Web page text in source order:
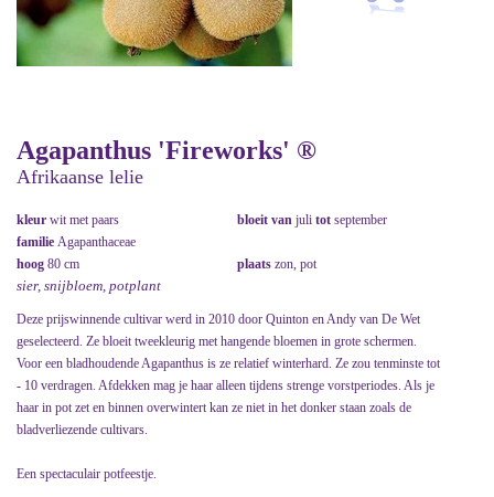
Agapanthus 'Fireworks' ®
Afrikaanse lelie
kleur wit met paars bloeit van juli tot september
familie Agapanthaceae
hoog 80 cm plaats zon, pot
sier, snijbloem, potplant
Deze prijswinnende cultivar werd in 2010 door Quinton en Andy van De Wet
geselecteerd. Ze bloeit tweekleurig met hangende bloemen in grote schermen.
Voor een bladhoudende Agapanthus is ze relatief winterhard. Ze zou tenminste tot
- 10 verdragen. Afdekken mag je haar alleen tijdens strenge vorstperiodes. Als je
haar in pot zet en binnen overwintert kan ze niet in het donker staan zoals de
bladverliezende cultivars.
Een spectaculair potfeestje.